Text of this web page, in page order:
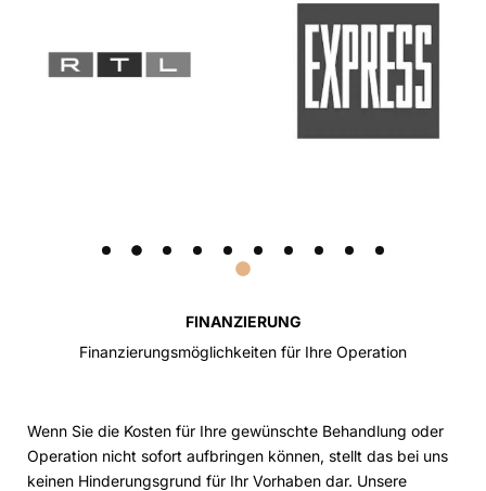
FINANZIERUNG
Finanzierungsmöglichkeiten für Ihre Operation
Wenn Sie die Kosten für Ihre gewünschte Behandlung oder
Operation nicht sofort aufbringen können, stellt das bei uns
keinen Hinderungsgrund für Ihr Vorhaben dar. Unsere